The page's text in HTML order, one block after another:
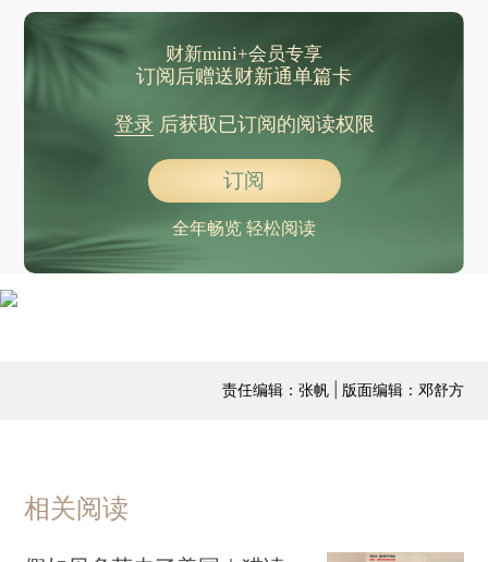
财新mini+会员专享
订阅后赠送财新通单篇卡
登录后获取已订阅的阅读权限
订阅
全年畅览 轻松阅读
责任编辑：张帆 | 版面编辑：邓舒方
相关阅读